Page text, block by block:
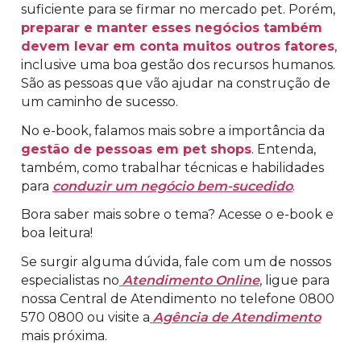
suficiente para se firmar no mercado pet. Porém,
preparar e manter esses negócios também
devem levar em conta muitos outros fatores,
inclusive uma boa gestão dos recursos humanos.
São as pessoas que vão ajudar na construção de
um caminho de sucesso.
No e-book, falamos mais sobre a importância da
gestão de pessoas em pet shops. Entenda,
também, como trabalhar técnicas e habilidades
para conduzir um negócio bem-sucedido.
Bora saber mais sobre o tema? Acesse o e-book e
boa leitura!
Se surgir alguma dúvida, fale com um de nossos
especialistas no Atendimento Online, ligue para
nossa Central de Atendimento no telefone 0800
570 0800 ou visite a Agência de Atendimento
mais próxima.